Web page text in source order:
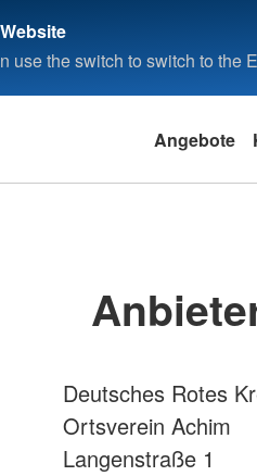
use the switch to switch to the
Angebote
Deutsches Rotes
Ortsverein Achim
Langenstraße 1